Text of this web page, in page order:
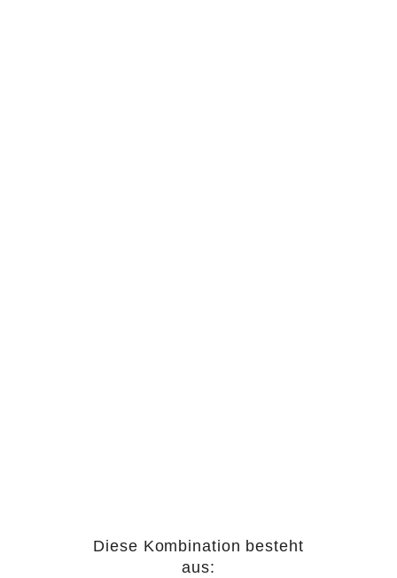
Diese Kombination besteht
aus: